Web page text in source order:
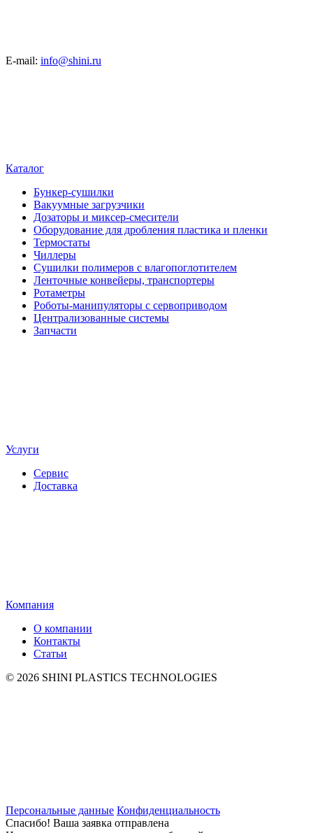
E-mail: info@shini.ru
Каталог
Бункер-сушилки
Вакуумные загрузчики
Дозаторы и миксер-смесители
Оборудование для дробления пластика и пленки
Термостаты
Чиллеры
Сушилки полимеров с влагопоглотителем
Ленточные конвейеры, транспортеры
Ротаметры
Роботы-манипуляторы с сервоприводом
Централизованные системы
Запчасти
Услуги
Сервис
Доставка
Компания
О компании
Контакты
Статьи
© 2026 SHINI PLASTICS TECHNOLOGIES
Персональные данные Конфиденциальность
Спасибо! Ваша заявка отправлена